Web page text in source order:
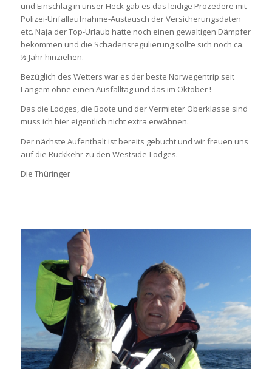
und Einschlag in unser Heck gab es das leidige Prozedere mit
Polizei-Unfallaufnahme-Austausch der Versicherungsdaten
etc. Naja der Top-Urlaub hatte noch einen gewaltigen Dämpfer
bekommen und die Schadensregulierung sollte sich noch ca.
½ Jahr hinziehen.
Bezüglich des Wetters war es der beste Norwegentrip seit
Langem ohne einen Ausfalltag und das im Oktober !
Das die Lodges, die Boote und der Vermieter Oberklasse sind
muss ich hier eigentlich nicht extra erwähnen.
Der nächste Aufenthalt ist bereits gebucht und wir freuen uns
auf die Rückkehr zu den Westside-Lodges.
Die Thüringer